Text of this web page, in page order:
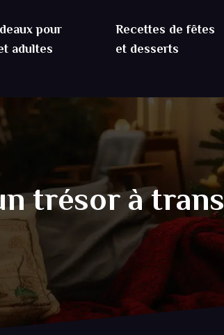
pour
adultes
Recettes de fêtes
et desserts
trésor à